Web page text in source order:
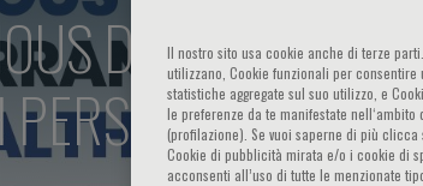
DISEASES IN
Il nostro sito usa cookie anche di terze
utilizzano, Cookie funzionali per
statistiche aggregate sul suo utilizzo, e
le preferenze da te manifestate
(profilazione). Se vuoi saperne di più
Cookie di pubblicità mirata e/o i cookie di
acconsenti all’uso di tutte le menzionate